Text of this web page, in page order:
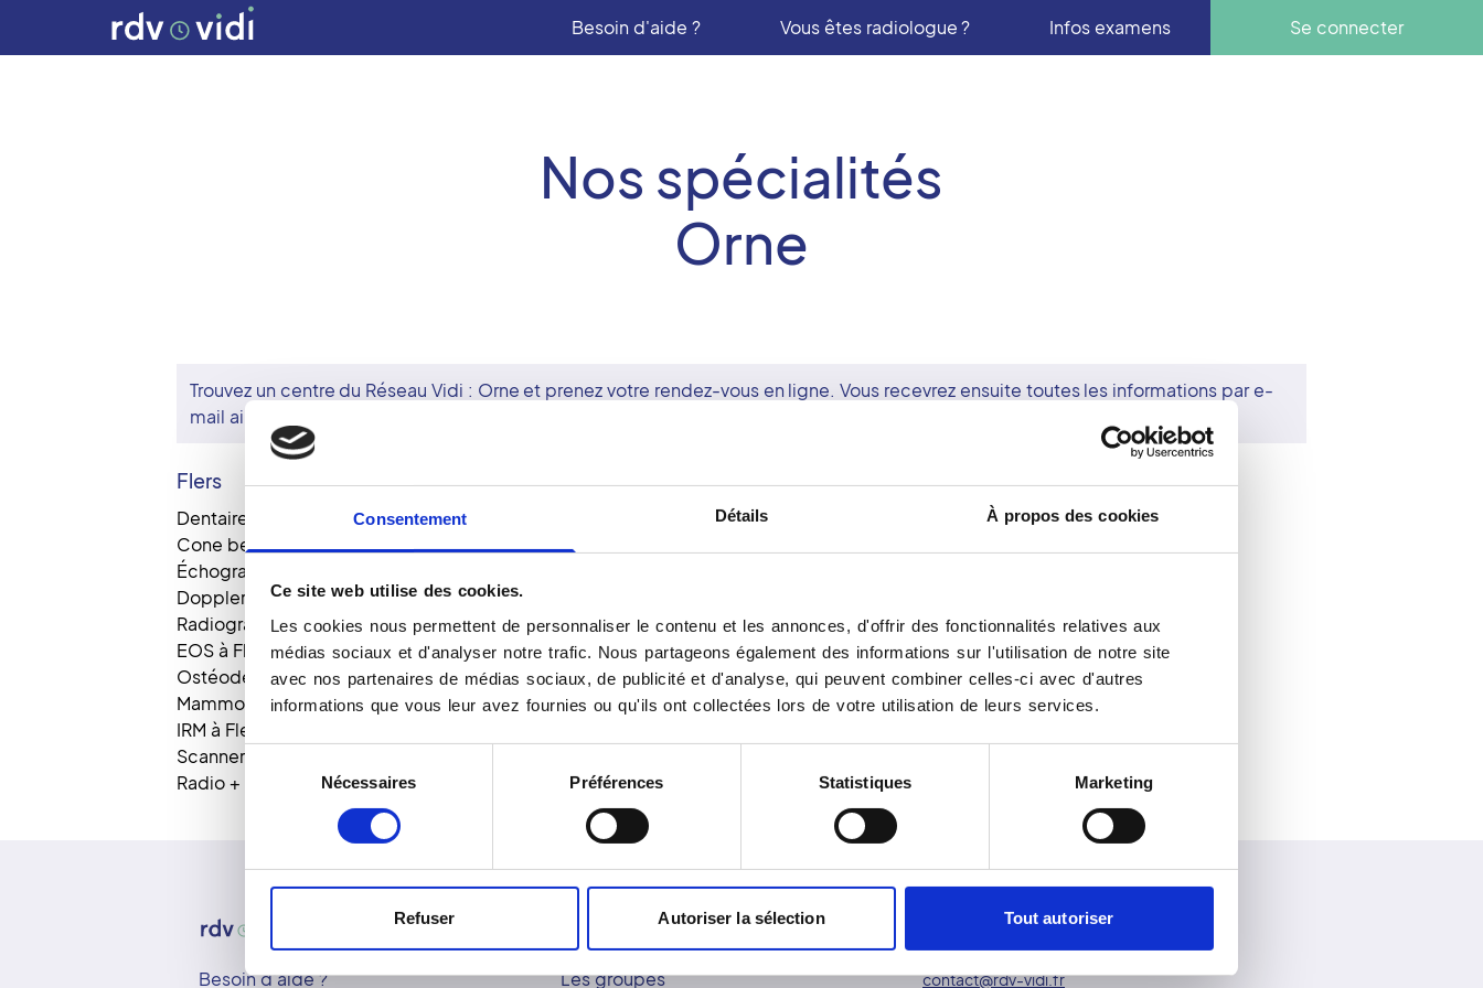
Consentement Détails À propos des cookies
Ce site web utilise des cookies.
Les cookies nous permettent de personnaliser le contenu et les annonces, d'offrir des fonctionnalités relatives aux
médias sociaux et d'analyser notre trafic. Nous partageons également des informations sur l'utilisation de notre site
avec nos partenaires de médias sociaux, de publicité et d'analyse, qui peuvent combiner celles-ci avec d'autres
informations que vous leur avez fournies ou qu'ils ont collectées lors de votre utilisation de leurs services.
Sélection
consentement
Nécessaires Préférences Statistiques Marketing
Refuser Autoriser la sélection Tout autoriser
Besoin d'aide ? Vous êtes radiologue ? Infos examens Se connecter
Nos spécialités
Orne
Trouvez un centre du Réseau Vidi : Orne et prenez votre rendez-vous en ligne. Vous recevrez ensuite toutes les informations par e-
mail ainsi qu’un rappel avant votre examen.
Flers
Dentaire à Flers
Cone beam à Flers
Échographie à Flers
Doppler à Flers
Radiographie à Flers
EOS à Flers
Ostéodensitométrie à Flers
Mammographie à Flers
IRM à Flers
Scanner à Flers
Radio + Echo à Flers
Besoin d'aide ?
Réseau Vidi
Les groupes
Contactez-nous
contact@rdv-vidi.fr